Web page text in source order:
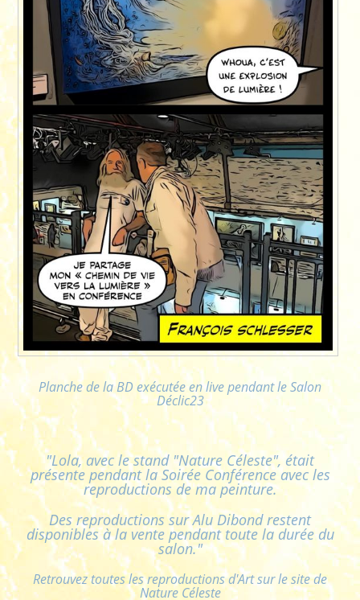
Planche de la BD exécutée en live pendant le Salon
Déclic23
"Lola, avec le stand "Nature Céleste", était
présente pendant la Soirée Conférence avec les
reproductions de ma peinture.
Des reproductions sur Alu Dibond restent
disponibles à la vente pendant toute la durée du
salon."
Retrouvez toutes les reproductions d'Art sur le site de
Nature Céleste